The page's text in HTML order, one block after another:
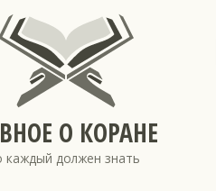
О КОРАНЕ
каждый должен знать